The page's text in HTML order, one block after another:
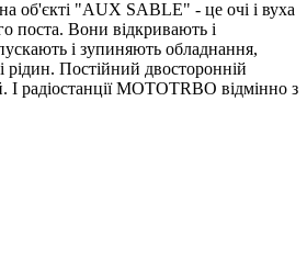
об'єкті "AUX SABLE" - це очі і вуха
поста. Вони відкривають і
і зупиняють обладнання,
рідин. Постійний двосторонній
радіостанції MOTOTRBO відмінно з